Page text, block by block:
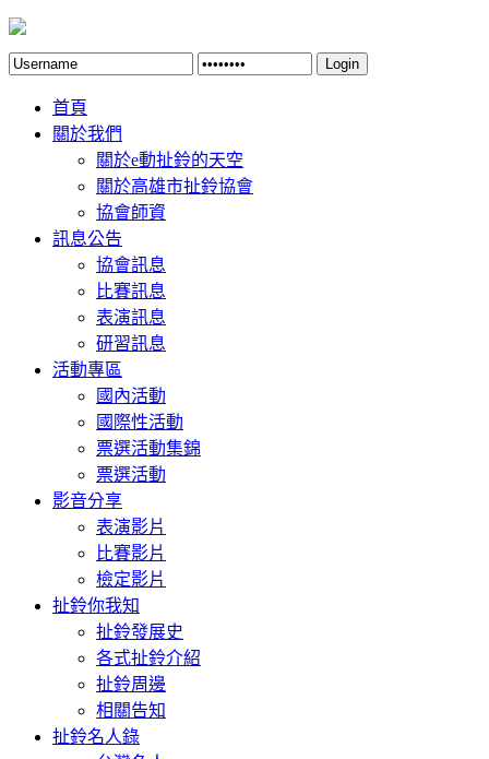
Login
首頁
關於我們
關於e動扯鈴的天空
關於高雄市扯鈴協會
協會師資
訊息公告
協會訊息
比賽訊息
表演訊息
研習訊息
活動專區
國內活動
國際性活動
票選活動集錦
票選活動
影音分享
表演影片
比賽影片
檢定影片
扯鈴你我知
扯鈴發展史
各式扯鈴介紹
扯鈴周邊
相關告知
扯鈴名人錄